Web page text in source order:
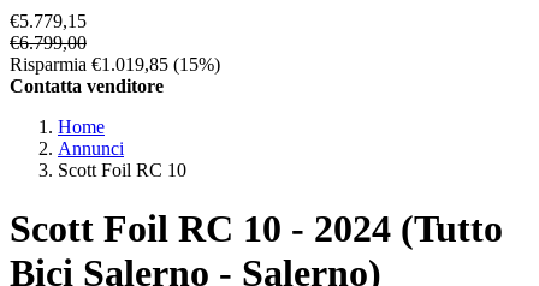
€5.779,15
€6.799,00
Risparmia €1.019,85 (15%)
Contatta venditore
Home
Annunci
Scott Foil RC 10
Scott Foil RC 10 - 2024 (Tutto
Bici Salerno - Salerno)